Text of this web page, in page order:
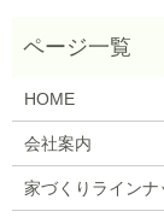
HOME
会社案内
家づくりラインナ